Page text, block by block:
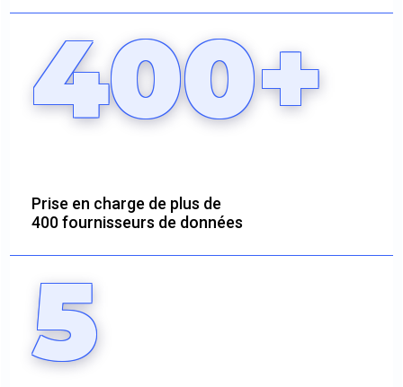
400+
Prise en charge de plus de
400 fournisseurs de données
5